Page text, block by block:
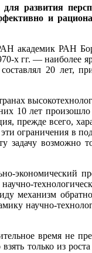
развития
и
академик РАН
х гг. ― наиболее
20 лет,
10 лет произошло
прежде всего,
ограничения в
возможно
экономический
механизм
научно-
время не
только из